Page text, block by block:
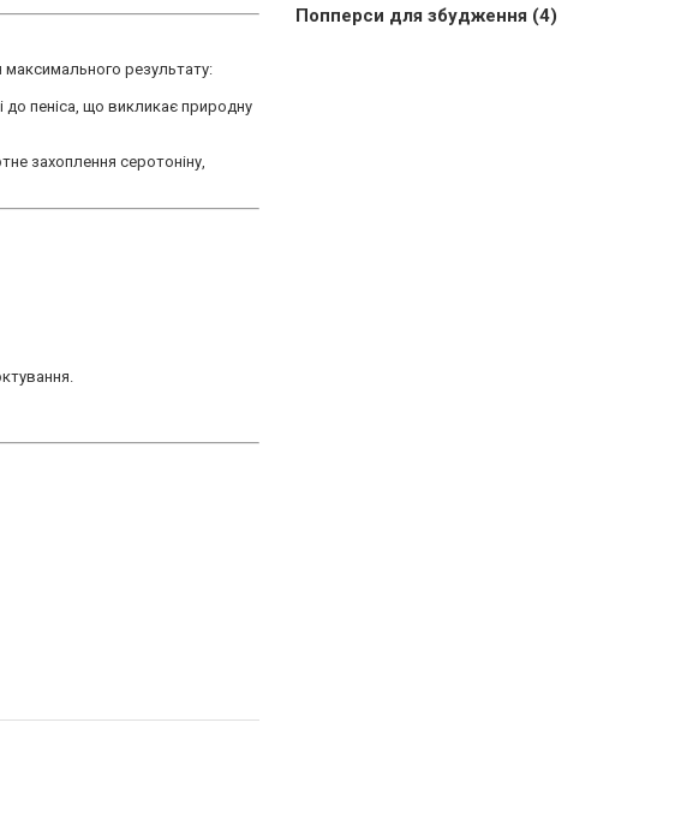
максимального результату:
до пеніса, що викликає природну
захоплення серотоніну,
Попперси для збудження (4)